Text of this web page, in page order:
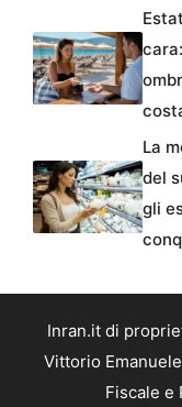
La
del
gli
Inran.it di
Vittorio
Fiscale e